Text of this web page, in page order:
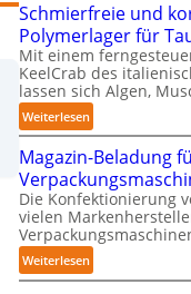
Schmierfreie und
Polymerlager für
Mit einem
KeelCrab des
lassen sich Algen,
Weiterlesen:
S
c
h
m
i
e
r
f
Magazin-Beladung
Die Konfektionierung
vielen
Weiterlesen:
M